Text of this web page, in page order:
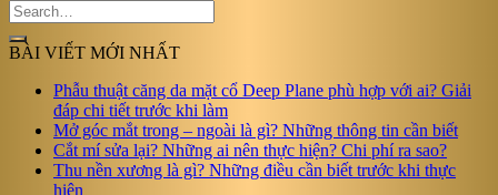
BÀI VIẾT MỚI NHẤT
Phẫu thuật căng da mặt cổ Deep Plane phù hợp với ai? Giải
đáp chi tiết trước khi làm
Mở góc mắt trong – ngoài là gì? Những thông tin cần biết
Cắt mí sửa lại? Những ai nên thực hiện? Chi phí ra sao?
Thu nền xương là gì? Những điều cần biết trước khi thực
hiện